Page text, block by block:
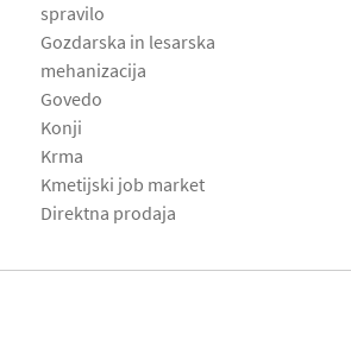
spravilo
Gozdarska in lesarska
mehanizacija
Govedo
Konji
Krma
Kmetijski job market
Direktna prodaja